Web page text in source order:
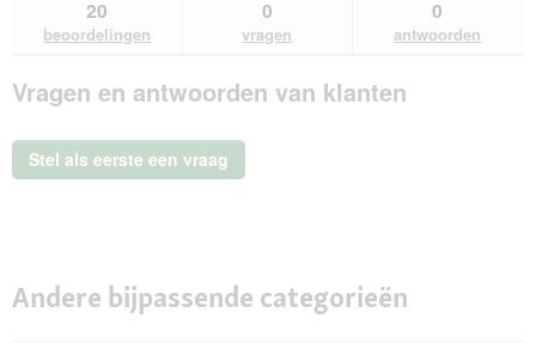
Beoordelingen
van
kat
Duo
6x400
g
beoordelingen.
antwoorden
20
beoordelingen
0
vragen
0
antwoorden
Vragen en antwoorden van klanten
Stel als eerste een vraag
Andere bijpassende categorieën